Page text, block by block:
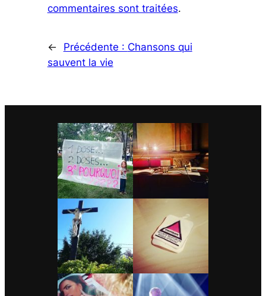
commentaires sont traitées.
← Précédente : Chansons qui
sauvent la vie